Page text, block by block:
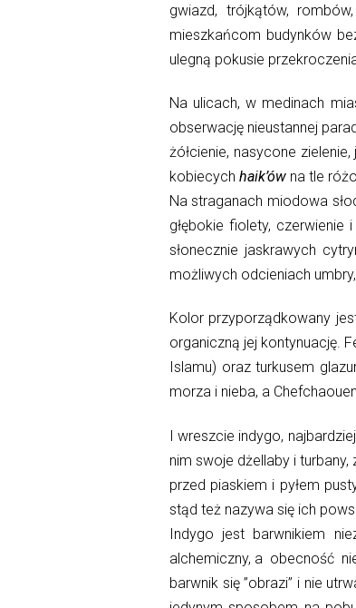
gwiazd, trójkątów,
mieszkańcom budynków
ulegną pokusie
Na ulicach, w medinach
obserwację nieustannej
żółcienie, nasycone
kobiecych haik’ówna tle
Na straganach miodowa
głębokie fiolety,
słonecznie jaskrawych
możliwych odcieniach
Kolor przyporządkowany
organiczną jej kontynuację.
Islamu) oraz turkusem
morza i nieba, a
I wreszcie indygo,
nim swoje dżellaby i
przed piaskiem i pyłem
stąd też nazywa się ich
Indygo jest barwnikiem
alchemiczny, a obecność
barwnik się ”obrazi” i nie